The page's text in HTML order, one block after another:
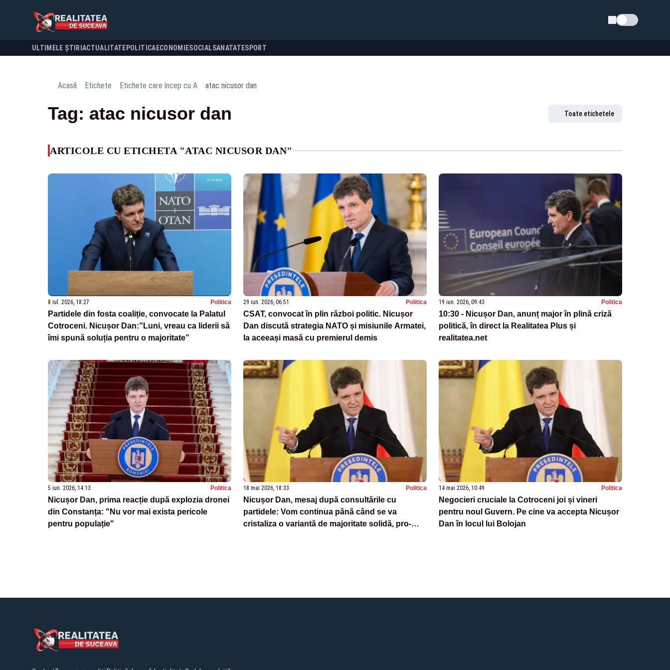
Schimba tema
ULTIMELE ȘTIRI ACTUALITATE POLITICA ECONOMIESOCIALSANATATESPORT
Acasă Etichete Etichete care încep cu A atac nicusor dan
Tag: atac nicusor dan Toate etichetele
ARTICOLE CU ETICHETA "ATAC NICUSOR DAN"
8 iul. 2026, 18:27 Politica
Partidele din fosta coaliție, convocate la Palatul
Cotroceni. Nicușor Dan:”Luni, vreau ca liderii să
îmi spună soluția pentru o majoritate”
29 iun. 2026, 06:51 Politica
CSAT, convocat în plin război politic. Nicușor
Dan discută strategia NATO și misiunile Armatei,
la aceeași masă cu premierul demis
19 iun. 2026, 09:43 Politica
10:30 - Nicușor Dan, anunț major în plină criză
politică, în direct la Realitatea Plus și
realitatea.net
5 iun. 2026, 14:13 Politica
Nicușor Dan, prima reacție după explozia dronei
din Constanța: "Nu vor mai exista pericole
pentru populație"
18 mai 2026, 18:33 Politica
Nicușor Dan, mesaj după consultările cu
partidele: Vom continua până când se va
cristaliza o variantă de majoritate solidă, pro-
14 mai 2026, 10:49 Politica
Negocieri cruciale la Cotroceni joi și vineri
pentru noul Guvern. Pe cine va accepta Nicușor
Dan în locul lui Bolojan